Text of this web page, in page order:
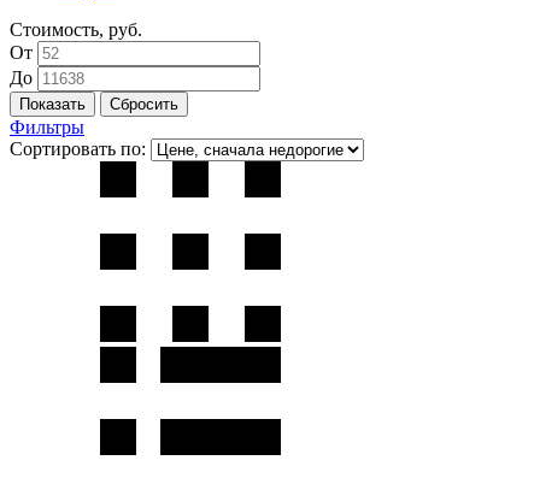
Стоимость, руб.
От
До
Фильтры
Сортировать по: